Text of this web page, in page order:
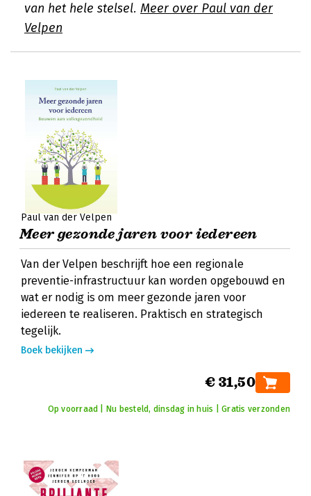
van het hele stelsel. Meer over Paul van der
Velpen
Paul van der Velpen
Meer gezonde jaren voor iedereen
Van der Velpen beschrijft hoe een regionale
preventie-infrastructuur kan worden opgebouwd en
wat er nodig is om meer gezonde jaren voor
iedereen te realiseren. Praktisch en strategisch
tegelijk.
Boek bekijken
€ 31,50
Op voorraad | Nu besteld, dinsdag in huis | Gratis verzonden